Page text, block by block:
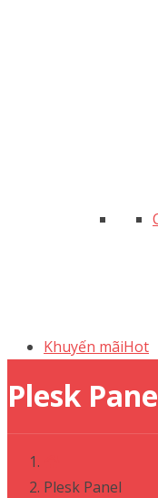
Khuyến mãiHot
Plesk
Plesk Panel